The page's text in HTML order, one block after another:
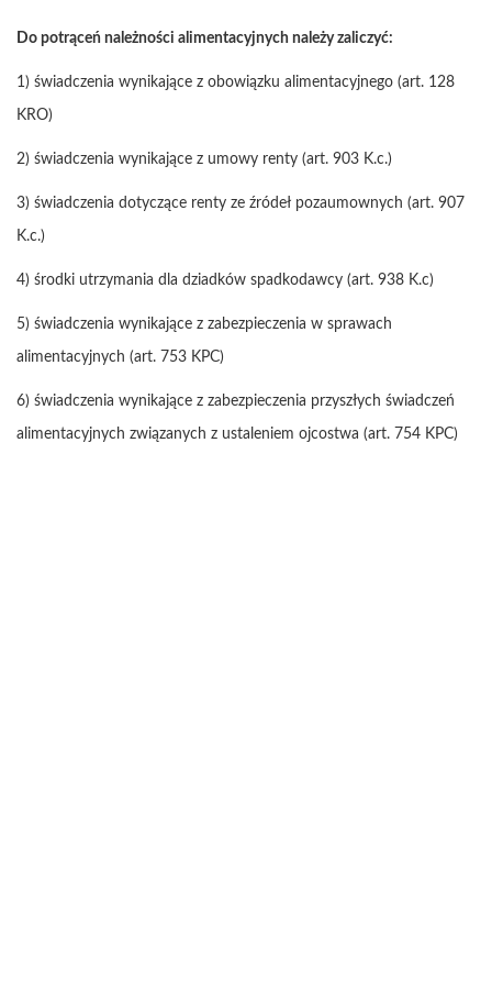
Do potrąceń należności alimentacyjnych należy zaliczyć:
1) świadczenia wynikające z obowiązku alimentacyjnego (art. 128
KRO)
2) świadczenia wynikające z umowy renty (art. 903 K.c.)
3) świadczenia dotyczące renty ze źródeł pozaumownych (art. 907
K.c.)
4) środki utrzymania dla dziadków spadkodawcy (art. 938 K.c)
5) świadczenia wynikające z zabezpieczenia w sprawach
alimentacyjnych (art. 753 KPC)
6) świadczenia wynikające z zabezpieczenia przyszłych świadczeń
alimentacyjnych związanych z ustaleniem ojcostwa (art. 754 KPC)